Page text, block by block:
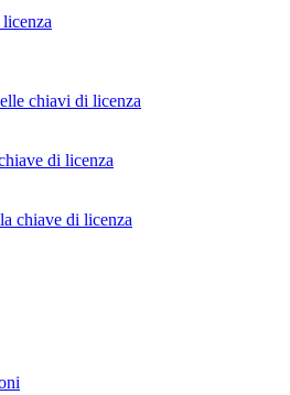
chiavi di licenza
di licenza
chiave di licenza